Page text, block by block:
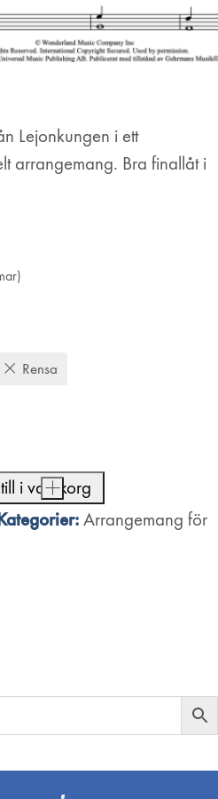
Lejonkungen i ett
arrangemang. Bra finallåt i
Rensa
+
i varukorg
Arrangemang för